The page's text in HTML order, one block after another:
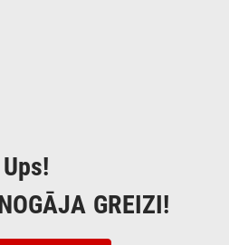
Ups!
GREIZI!